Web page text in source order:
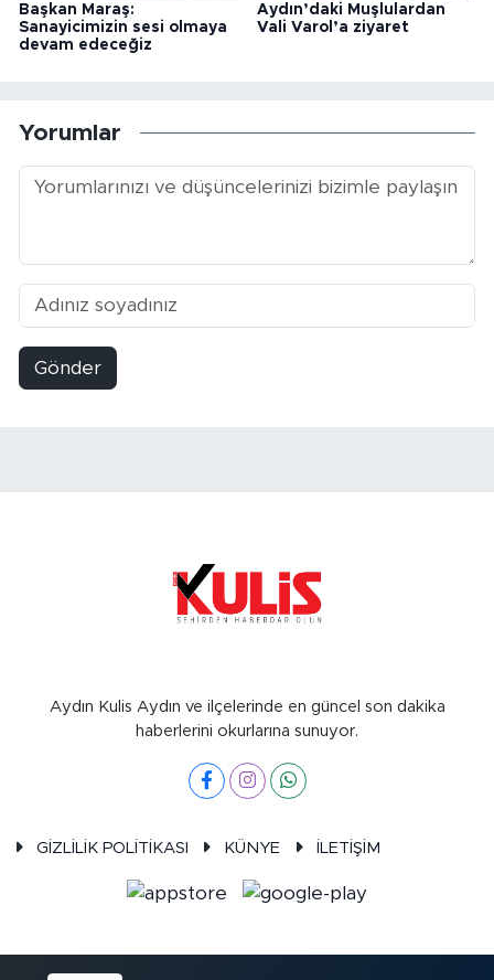
Başkan Maraş:
Sanayicimizin sesi olmaya
devam edeceğiz
Aydın’daki Muşlulardan
Vali Varol’a ziyaret
Yorumlar
Gönder
Aydın Kulis Aydın ve ilçelerinde en güncel son dakika
haberlerini okurlarına sunuyor.
GİZLİLİK POLİTİKASI KÜNYE İLETİŞİM